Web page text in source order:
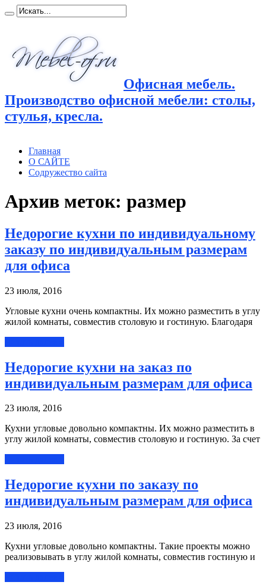
Офисная мебель.
Производство офисной мебели: столы,
стулья, кресла.
Главная
О САЙТЕ
Содружество сайта
Архив меток: размер
Недорогие кухни по индивидуальному
заказу по индивидуальным размерам
для офиса
23 июля, 2016
Угловые кухни очень компактны. Их можно разместить в углу
жилой комнаты, совместив столовую и гостиную. Благодаря
Недорогие кухни на заказ по
индивидуальным размерам для офиса
23 июля, 2016
Кухни угловые довольно компактны. Их можно разместить в
углу жилой комнаты, совместив столовую и гостиную. За счет
Недорогие кухни по заказу по
индивидуальным размерам для офиса
23 июля, 2016
Кухни угловые довольно компактны. Такие проекты можно
реализовывать в углу жилой комнаты, совместив гостиную и